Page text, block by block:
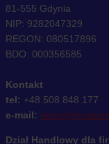
81-555 Gdynia
NIP: 9282047329
REGON: 080517896
BDO: 000356585
Kontakt
tel: +48 508 848 177
e-mail:
Dział Handlowy dla